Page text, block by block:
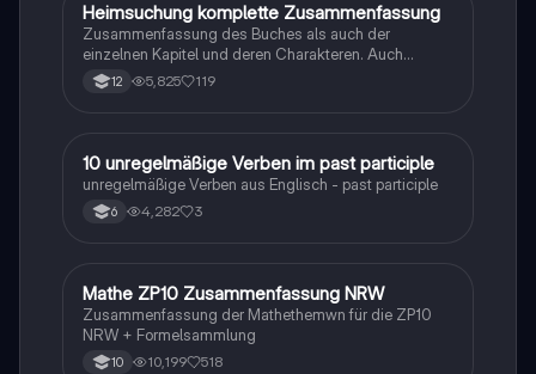
Deutsch
Heimsuchung komplette Zusammenfassung
Zusammenfassung des Buches als auch der
einzelnen Kapitel und deren Charakteren. Auch
tabellarisch. Im Unterricht ohne KI erstellt
12 5,825 119
1 Englisch
10 unregelmäßige Verben im past participle
unregelmäßige Verben aus Englisch - past participle
6 4,282 3
Mathe
Mathe ZP10 Zusammenfassung NRW
Zusammenfassung der Mathethemwn für die ZP10
NRW + Formelsammlung
10 10,199 518